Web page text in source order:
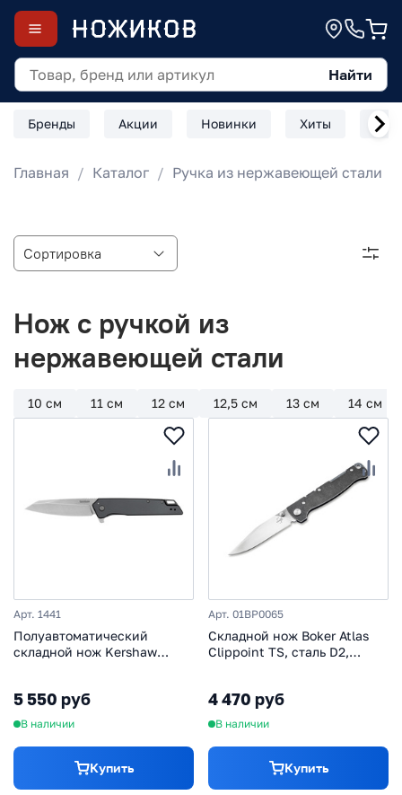
Найти
Бренды Акции Новинки Хиты
Главная Каталог Ручка из нержавеющей стали
Нож с ручкой из
нержавеющей стали
10 см 11 см 12 см 12,5 см 13 см 14 см
Арт. 1441
Полуавтоматический
складной нож Kershaw
5 550 руб
В наличии
Купить
Арт. 01BP0065
Складной нож Boker Atlas
Clippoint TS, сталь D2,
4 470 руб
В наличии
Купить